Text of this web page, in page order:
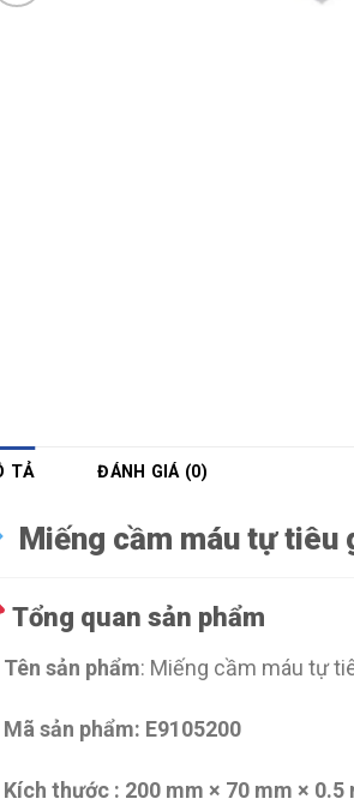
TẢ ĐÁNH GIÁ (0)
Miếng cầm máu tự tiêu
Tổng quan sản phẩm
Tên sản phẩm: Miếng cầm máu tự
Mã sản phẩm: E9105200
Kích thước : 200 mm × 70 mm × 0.5